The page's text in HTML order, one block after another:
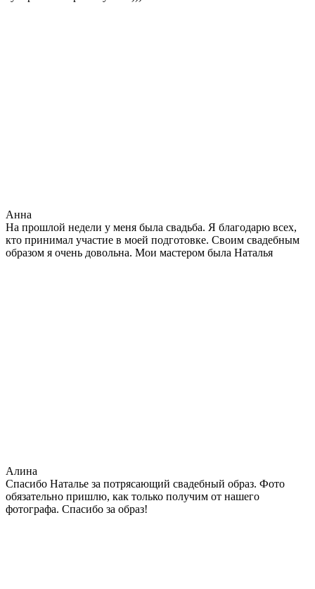
Анна
На прошлой недели у меня была свадьба. Я благодарю всех,
кто принимал участие в моей подготовке. Своим свадебным
образом я очень довольна. Мои мастером была Наталья
Алина
Спасибо Наталье за потрясающий свадебный образ. Фото
обязательно пришлю, как только получим от нашего
фотографа. Спасибо за образ!